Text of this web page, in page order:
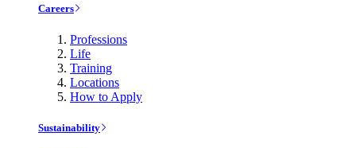
Careers
Professions
Life
Training
Locations
How to Apply
Sustainability